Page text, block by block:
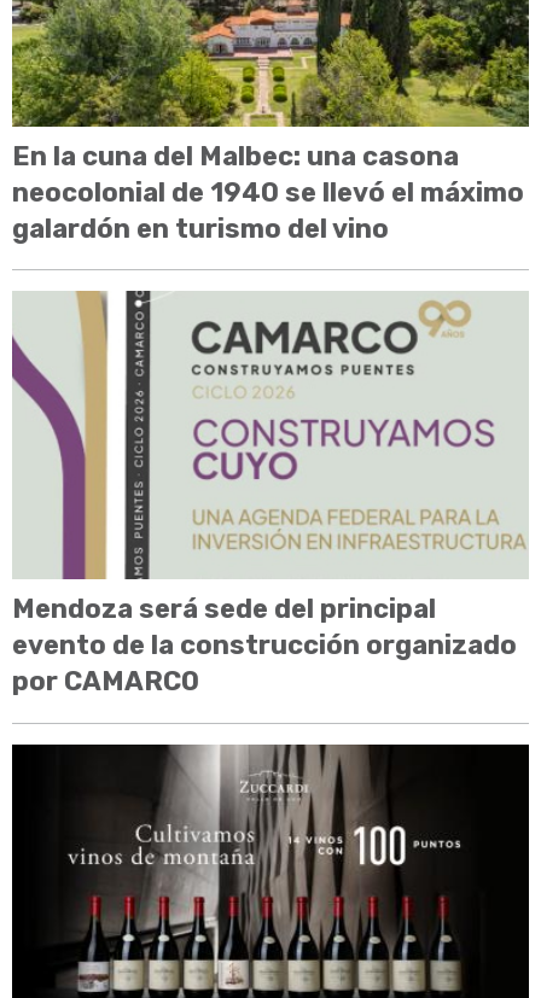
En la cuna del Malbec: una casona
neocolonial de 1940 se llevó el máximo
galardón en turismo del vino
Mendoza será sede del principal
evento de la construcción organizado
por CAMARCO